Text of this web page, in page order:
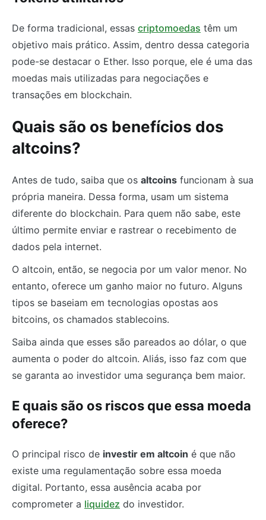
De forma tradicional, essas criptomoedas têm um
objetivo mais prático. Assim, dentro dessa categoria
pode-se destacar o Ether. Isso porque, ele é uma das
moedas mais utilizadas para negociações e
transações em blockchain.
Quais são os benefícios dos
altcoins?
Antes de tudo, saiba que os altcoins funcionam à sua
própria maneira. Dessa forma, usam um sistema
diferente do blockchain. Para quem não sabe, este
último permite enviar e rastrear o recebimento de
dados pela internet.
O altcoin, então, se negocia por um valor menor. No
entanto, oferece um ganho maior no futuro. Alguns
tipos se baseiam em tecnologias opostas aos
bitcoins, os chamados stablecoins.
Saiba ainda que esses são pareados ao dólar, o que
aumenta o poder do altcoin. Aliás, isso faz com que
se garanta ao investidor uma segurança bem maior.
E quais são os riscos que essa moeda
oferece?
O principal risco de investir em altcoin é que não
existe uma regulamentação sobre essa moeda
digital. Portanto, essa ausência acaba por
comprometer a liquidez do investidor.